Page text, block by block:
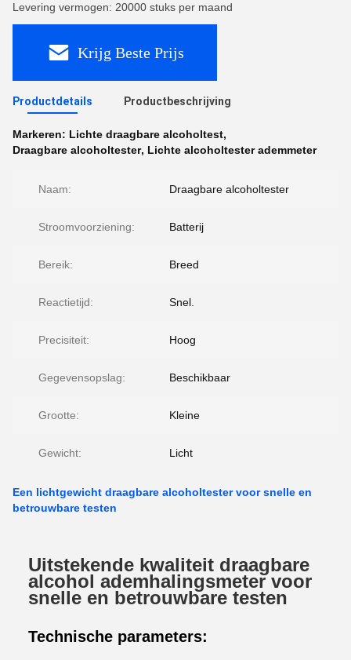
Levering vermogen: 20000 stuks per maand
Krijg Beste Prijs
Productdetails Productbeschrijving
Markeren: Lichte draagbare alcoholtest,
Draagbare alcoholtester, Lichte alcoholtester ademmeter
Naam: Draagbare alcoholtester
Stroomvoorziening: Batterij
Bereik: Breed
Reactietijd: Snel.
Precisiteit: Hoog
Gegevensopslag: Beschikbaar
Grootte: Kleine
Gewicht: Licht
Een lichtgewicht draagbare alcoholtester voor snelle en
betrouwbare testen
Uitstekende kwaliteit draagbare
alcohol ademhalingsmeter voor
snelle en betrouwbare testen
Technische parameters: